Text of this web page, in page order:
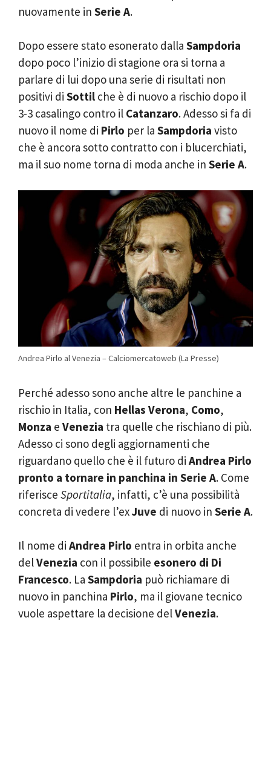
nuovamente in Serie A.
Dopo essere stato esonerato dalla Sampdoria
dopo poco l’inizio di stagione ora si torna a
parlare di lui dopo una serie di risultati non
positivi di Sottil che è di nuovo a rischio dopo il
3-3 casalingo contro il Catanzaro. Adesso si fa di
nuovo il nome di Pirlo per la Sampdoria visto
che è ancora sotto contratto con i blucerchiati,
ma il suo nome torna di moda anche in Serie A.
Andrea Pirlo al Venezia – Calciomercatoweb (La Presse)
Perché adesso sono anche altre le panchine a
rischio in Italia, con Hellas Verona, Como,
Monza e Venezia tra quelle che rischiano di più.
Adesso ci sono degli aggiornamenti che
riguardano quello che è il futuro di Andrea Pirlo
pronto a tornare in panchina in Serie A. Come
riferisce Sportitalia, infatti, c’è una possibilità
concreta di vedere l’exJuve di nuovo in Serie A.
Il nome di Andrea Pirlo entra in orbita anche
delVenezia con il possibile esonero di Di
Francesco. La Sampdoria può richiamare di
nuovo in panchina Pirlo, ma il giovane tecnico
vuole aspettare la decisione delVenezia.